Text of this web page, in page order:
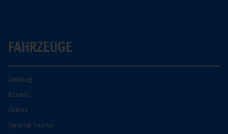
FAHRZEUGE
Unimog
Econic
Zetros
Special Trucks